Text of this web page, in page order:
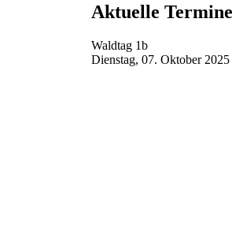
Aktuelle Termine
Waldtag 1b
Dienstag, 07. Oktober 2025